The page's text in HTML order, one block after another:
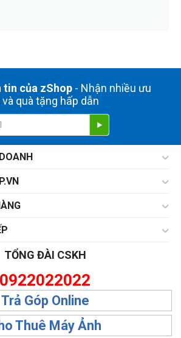
tin của zShop- Nhận nhiều ưu
và quà tặng hấp dẫn
TỔNG ĐÀI CSKH
0922022022
Trả Góp Online
Thuê Máy Ảnh